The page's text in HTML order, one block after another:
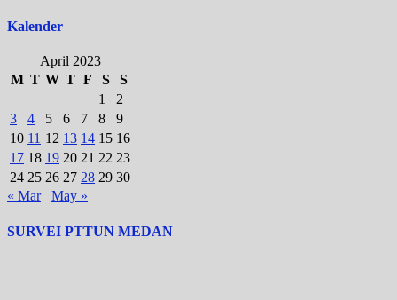
Kalender
April 2023
M T W T F S
S
1
2
3
4 5 6 7 8
9
10 11 12 13 14 15 16
17 18 19 20 21 22 23
24 25 26 27 28 29 30
« Mar
May »
SURVEI PTTUN MEDAN